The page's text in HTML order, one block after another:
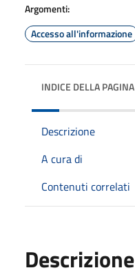
Argomenti:
Accesso all'informazione
INDICE DELLA PAGINA
Descrizione
A cura di
Contenuti correlati
Descrizione